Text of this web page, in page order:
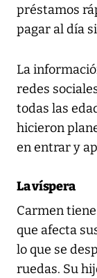
préstamos
pagar al día
La
redes
todas las
hicieron
en entrar y
La víspera
Carmen
que afecta
lo que se
ruedas. Su